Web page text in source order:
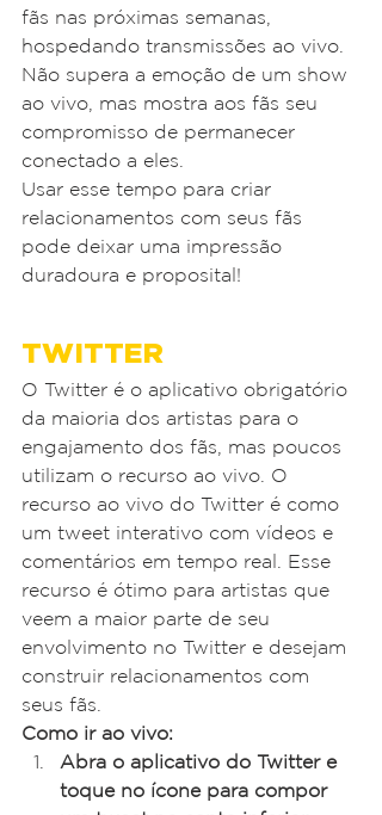
fãs nas próximas semanas,
hospedando transmissões ao vivo.
Não supera a emoção de um show
ao vivo, mas mostra aos fãs seu
compromisso de permanecer
conectado a eles.
Usar esse tempo para criar
relacionamentos com seus fãs
pode deixar uma impressão
duradoura e proposital!
TWITTER
O Twitter é o aplicativo obrigatório
da maioria dos artistas para o
engajamento dos fãs, mas poucos
utilizam o recurso ao vivo. O
recurso ao vivo do Twitter é como
um tweet interativo com vídeos e
comentários em tempo real. Esse
recurso é ótimo para artistas que
veem a maior parte de seu
envolvimento no Twitter e desejam
construir relacionamentos com
seus fãs.
Como ir ao vivo:
Abra o aplicativo do Twitter e
toque no ícone para compor